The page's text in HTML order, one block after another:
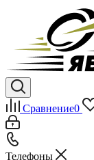
Сравнение0
Телефоны